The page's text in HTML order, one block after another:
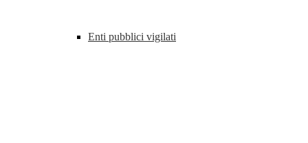
Enti pubblici vigilati